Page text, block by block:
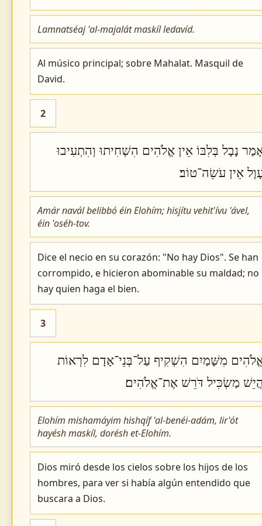
Lamnatséaj 'al-majalát maskíl ledavíd.
Al músico principal; sobre Mahalat. Masquil de
David.
2
נָבָל בְּלִבּוֹ אֵין אֱלֹהִים הִשְׁחִיתוּ וְהִתְעִיבוּ
אֵין עֹשֵׂה־טוֹב׃
Amár navál belibbó éin Elohím; hisjítu vehit'ívu 'ável,
éin 'oséh-tov.
Dice el necio en su corazón: "No hay Dios". Se han
corrompido, e hicieron abominable su maldad; no
hay quien haga el bien.
3
מִשָּׁמַיִם הִשְׁקִיף עַל־בְּנֵי־אָדָם לִרְאוֹת
מַשְׂכִּיל דֹּרֵשׁ אֶת־אֱלֹהִים׃
Elohím mishamáyim hishqíf 'al-benéi-adám, lir'ót
hayésh maskíl, dorésh et-Elohím.
Dios miró desde los cielos sobre los hijos de los
hombres, para ver si había algún entendido que
buscara a Dios.